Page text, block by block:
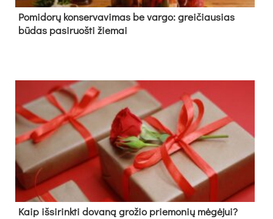
Pomidorų konservavimas be vargo: greičiausias
būdas pasiruošti žiemai
Kaip išsirinkti dovaną grožio priemonių mėgėjui?